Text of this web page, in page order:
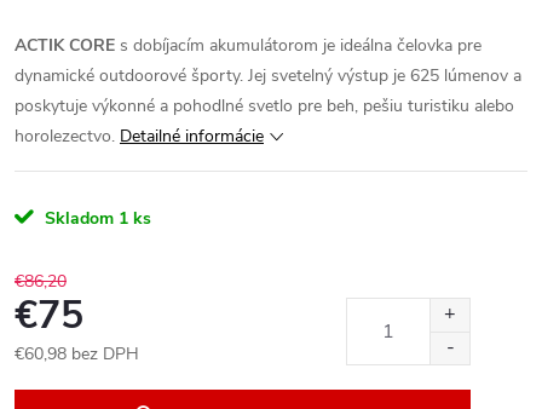
ACTIK CORE s dobíjacím akumulátorom je ideálna čelovka pre
dynamické outdoorové športy. Jej svetelný výstup je 625 lúmenov a
poskytuje výkonné a pohodlné svetlo pre beh, pešiu turistiku alebo
horolezectvo. Detailné informácie
Skladom 1 ks
€86,20
€75
€60,98 bez DPH